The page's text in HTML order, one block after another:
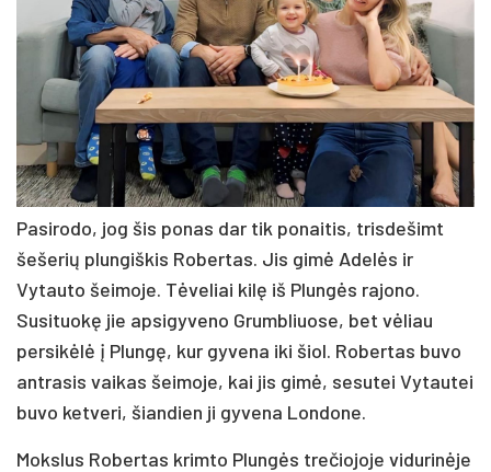
Pasirodo, jog šis ponas dar tik ponaitis, trisdešimt
šešerių plungiškis Robertas. Jis gimė Adelės ir
Vytauto šeimoje. Tėveliai kilę iš Plungės rajono.
Susituokę jie apsigyveno Grumbliuose, bet vėliau
persikėlė į Plungę, kur gyvena iki šiol. Robertas buvo
antrasis vaikas šeimoje, kai jis gimė, sesutei Vytautei
buvo ketveri, šiandien ji gyvena Londone.
Mokslus Robertas krimto Plungės trečiojoje vidurinėje